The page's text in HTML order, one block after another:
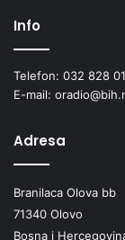
Info
Telefon: 032 828
E-mail:
Adresa
Branilaca Olova bb
71340 Olovo
Bosna i